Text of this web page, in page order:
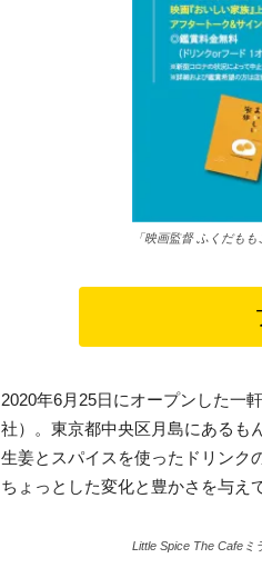
「映画監督 ふくだも
2020年6月25日にオープンした一
社）。東京都中央区月島にあるも
生姜とスパイスを使ったドリンク
ちょっとした変化と豊かさを与え
Little Spice The Cafeミ